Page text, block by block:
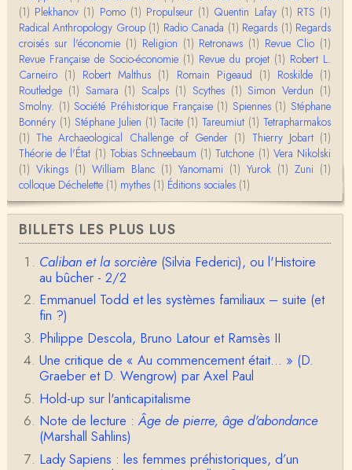
Boudjemaa Sedira
Merci pour cet article méthodique. En effet, les "b
âtons-à-fouir" qu'on a pu trouver a…
Momo
BonjourCette question de la remise en cause de l'i
mage classique de sociétés vivant essentiellem…
Anonymous
Merci pour votre conférence au collège de France
sur les femmes préhistoriques et la chasse, très c
l…
Anonymous
Bonjour,Merci pour l'article.Vous dîtes : "Pourquoi,
en tant qu’êtres humains, devrions-nou…
Christophe Darmangeat
Envoyez moi un mail : cdarmangeat@gmail.com
anne hebrard
Bonjour, peut-on trouver maintenant le manuscrit d'Al
ain Testart de 2009, souvent cité ?
Claude Julien
Bonjour Monsieur,Récent abonné à votre blog, je vi
ens de lire votre dernière publication, qui m’a be…
(1) Plekhanov (1) Pomo (1) Propulseur (1) Quentin Lafay (1) RTS (1)
Radical Anthropology Group (1) Radio Canada (1) Regards (1) Regards
croisés sur l'économie (1) Religion (1) Retronaws (1) Revue Clio (1)
Revue Française de Socio-économie (1) Revue du projet (1) Robert L.
Carneiro (1) Robert Malthus (1) Romain Pigeaud (1) Roskilde (1)
Routledge (1) Samara (1) Scalps (1) Scythes (1) Simon Verdun (1)
Smolny. (1) Société Préhistorique Française (1) Spiennes (1) Stéphane
Bonnéry (1) Stéphane Julien (1) Tacite (1) Tareumiut (1) Tetrapharmakos
(1) The Archaeological Challenge of Gender (1) Thierry Jobart (1)
Théorie de l'État (1) Tobias Schneebaum (1) Tutchone (1) Vera Nikolski
(1) Vikings (1) William Blanc (1) Yanomami (1) Yurok (1) Zuni (1)
colloque Déchelette (1) mythes (1) Éditions sociales (1)
BILLETS LES PLUS LUS
Caliban et la sorcière(Silvia Federici), ou l'Histoire
au bûcher - 2/2
Emmanuel Todd et les systèmes familiaux – suite (et
fin ?)
Philippe Descola, Bruno Latour et Ramsès II
Une critique de « Au commencement était... » (D.
Graeber et D. Wengrow) par Axel Paul
Hold-up sur l'anticapitalisme
Note de lecture :Âge de pierre, âge d'abondance
(Marshall Sahlins)
Lady Sapiens : les femmes préhistoriques, d’un